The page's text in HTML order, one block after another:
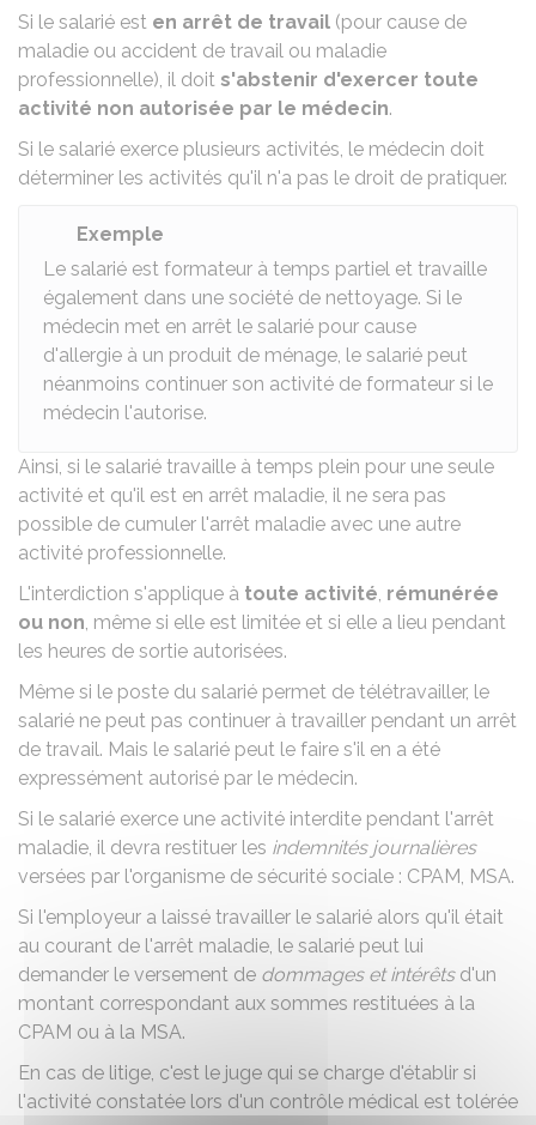
Si le salarié est en arrêt de travail (pour cause de
maladie ou accident de travail ou maladie
professionnelle), il doit s'abstenir d'exercer toute
activité non autorisée par le médecin.
Si le salarié exerce plusieurs activités, le médecin doit
déterminer les activités qu'il n'a pas le droit de pratiquer.
Exemple
Le salarié est formateur à temps partiel et travaille
également dans une société de nettoyage. Si le
médecin met en arrêt le salarié pour cause
d'allergie à un produit de ménage, le salarié peut
néanmoins continuer son activité de formateur si le
médecin l'autorise.
Ainsi, si le salarié travaille à temps plein pour une seule
activité et qu'il est en arrêt maladie, il ne sera pas
possible de cumuler l'arrêt maladie avec une autre
activité professionnelle.
L'interdiction s'applique à toute activité, rémunérée
ou non, même si elle est limitée et si elle a lieu pendant
les heures de sortie autorisées.
Même si le poste du salarié permet de télétravailler, le
salarié ne peut pas continuer à travailler pendant un arrêt
de travail. Mais le salarié peut le faire s'il en a été
expressément autorisé par le médecin.
Si le salarié exerce une activité interdite pendant l'arrêt
maladie, il devra restituer les indemnités journalières
versées par l'organisme de sécurité sociale : CPAM, MSA.
Si l'employeur a laissé travailler le salarié alors qu'il était
au courant de l'arrêt maladie, le salarié peut lui
demander le versement de dommages et intérêtsd'un
montant correspondant aux sommes restituées à la
CPAM ou à la MSA.
En cas de litige, c'est le juge qui se charge d'établir si
l'activité constatée lors d'un contrôle médical est tolérée